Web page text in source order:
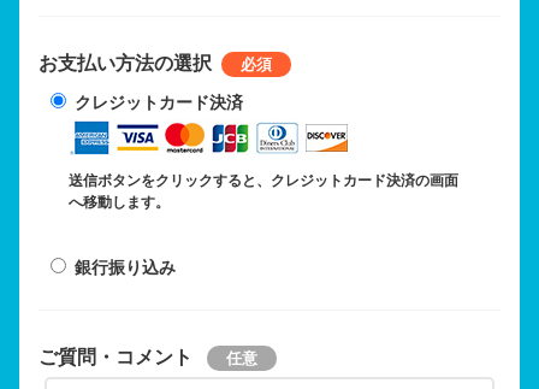
お支払い方法の選択
クレジットカード決済
送信ボタンをクリックすると、クレジットカード決済の画面
へ移動します。
銀行振り込み
ご質問・コメント